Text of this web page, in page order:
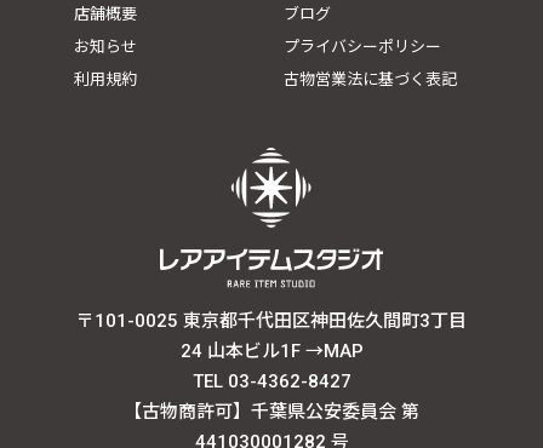
店舗概要
ブログ
お知らせ
プライバシーポリシー
利用規約
古物営業法に基づく表記
〒101-0025 東京都千代田区神田佐久間町3丁目
24 山本ビル1F →MAP
TEL 03-4362-8427
【古物商許可】千葉県公安委員会 第
441030001282 号